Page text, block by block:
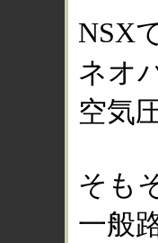
NSX
ネオ
空気
そも
一般